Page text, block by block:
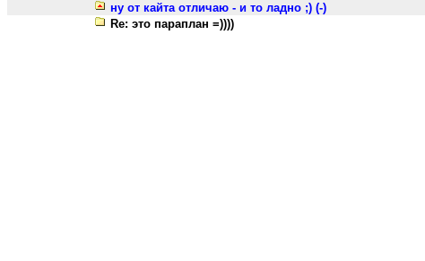
ну от кайта отличаю - и то ладно ;) (-)
Re: это параплан =))))